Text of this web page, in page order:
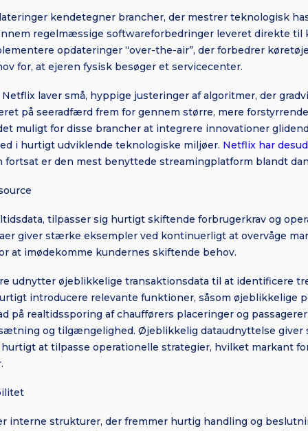
kendetegner brancher, der mestrer teknologisk
regelmæssige softwareforbedringer leveret direkte til
opdateringer “over-the-air”, der forbedrer
for, at ejeren fysisk besøger et servicecenter.
laver små, hyppige justeringer af algoritmer, der
på seeradfærd frem for gennem større, mere
muligt for disse brancher at integrere innovationer
i hurtigt udviklende teknologiske miljøer. Netflix har
fortsat er den mest benyttede streamingplatform blandt
tilpasser sig hurtigt skiftende forbrugerkrav og
giver stærke eksempler ved kontinuerligt at overvåge
at imødekomme kundernes skiftende behov.
udnytter øjeblikkelige transaktionsdata til at identificere
introducere relevante funktioner, såsom øjeblikkelige
på realtidssporing af chaufførers placeringer og
og tilgængelighed. Øjeblikkelig dataudnyttelse giver
at tilpasse operationelle strategier, hvilket markant
interne strukturer, der fremmer hurtig handling og